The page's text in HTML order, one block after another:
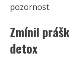
pozornost.
Zmínil
detox